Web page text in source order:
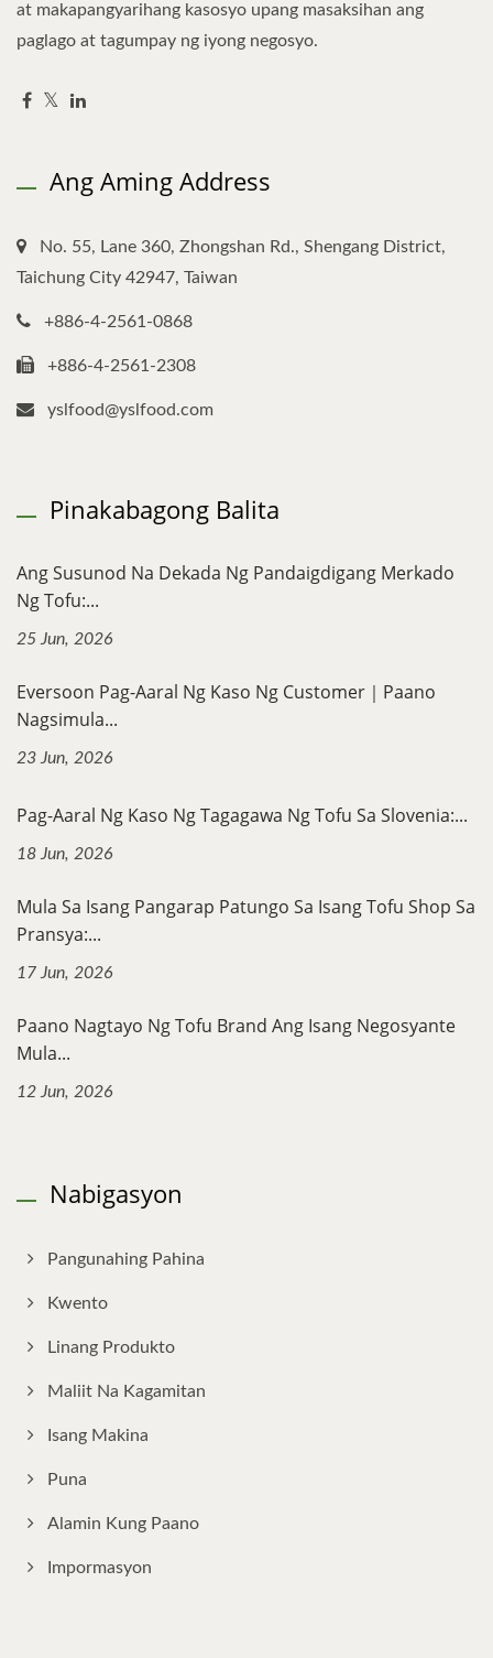
at makapangyarihang kasosyo upang masaksihan ang
paglago at tagumpay ng iyong negosyo.
Ang Aming Address
No. 55, Lane 360, Zhongshan Rd., Shengang District,
Taichung City 42947, Taiwan
+886-4-2561-0868
+886-4-2561-2308
yslfood@yslfood.com
Pinakabagong Balita
Ang Susunod Na Dekada Ng Pandaigdigang Merkado
Ng Tofu:...
25 Jun, 2026
Eversoon Pag-Aaral Ng Kaso Ng Customer｜Paano
Nagsimula...
23 Jun, 2026
Pag-Aaral Ng Kaso Ng Tagagawa Ng Tofu Sa Slovenia:...
18 Jun, 2026
Mula Sa Isang Pangarap Patungo Sa Isang Tofu Shop Sa
Pransya:...
17 Jun, 2026
Paano Nagtayo Ng Tofu Brand Ang Isang Negosyante
Mula...
12 Jun, 2026
Nabigasyon
Pangunahing Pahina
Kwento
Linang Produkto
Maliit Na Kagamitan
Isang Makina
Puna
Alamin Kung Paano
Impormasyon